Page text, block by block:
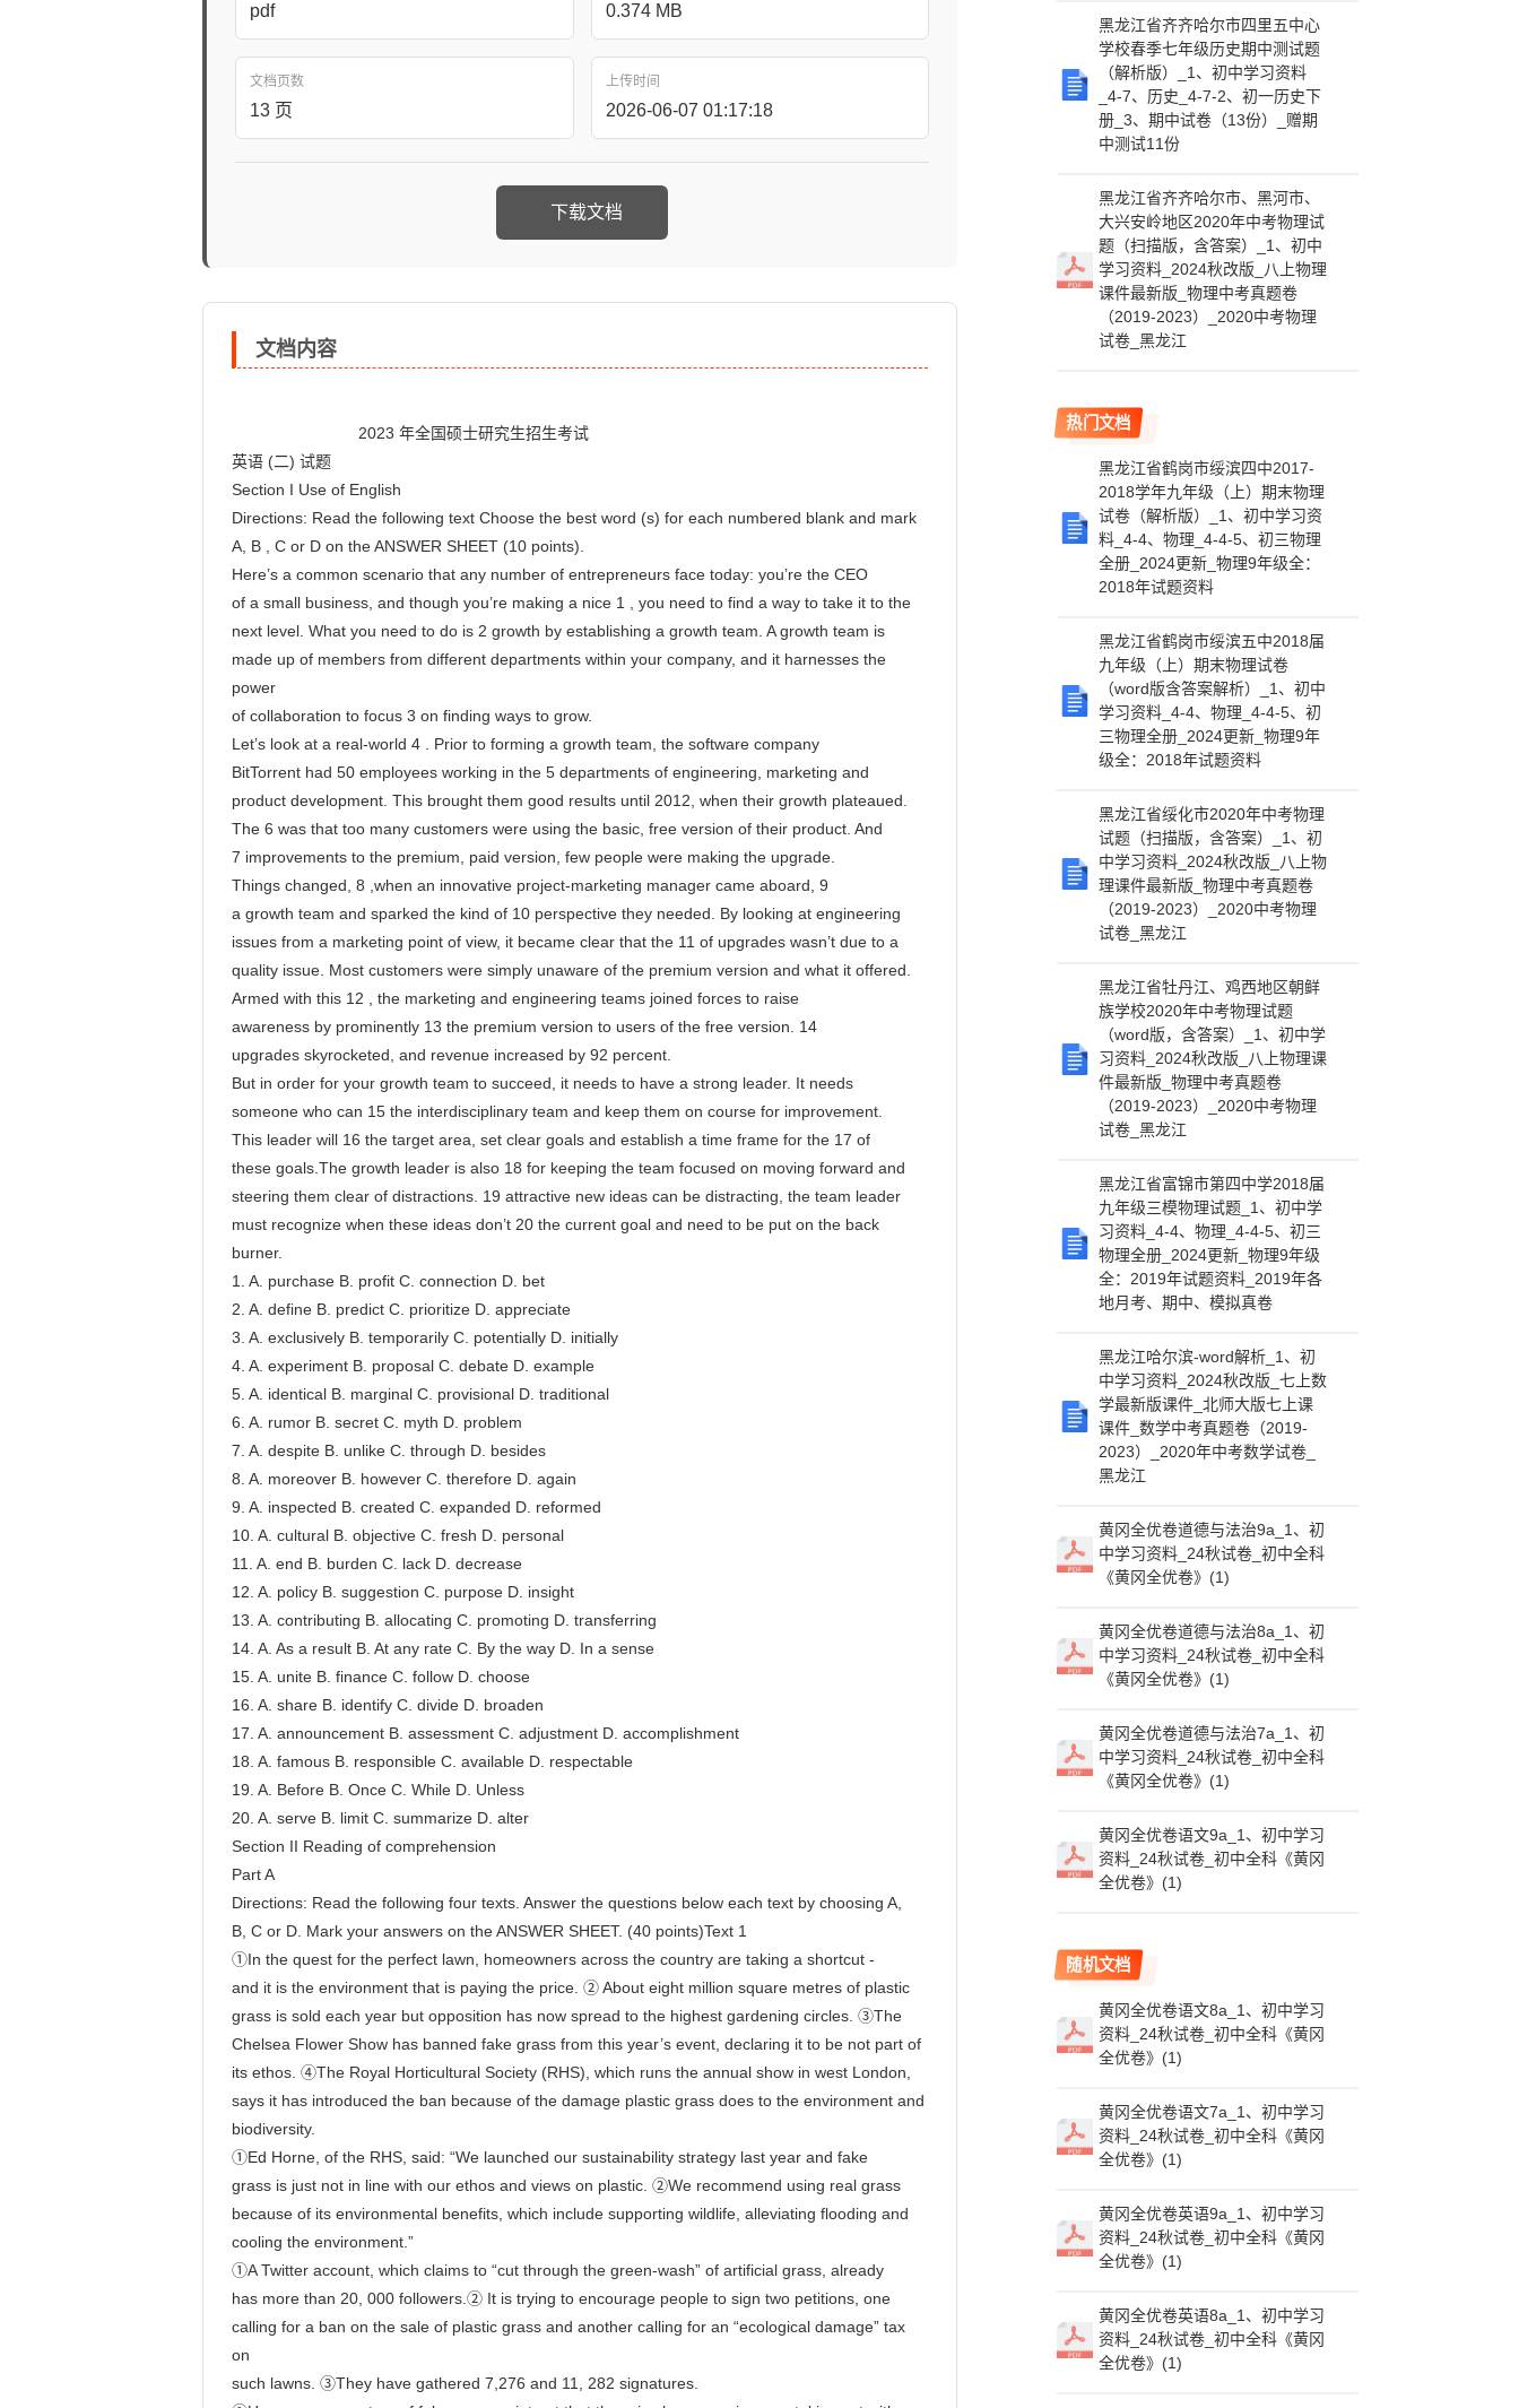
pdf 0.374 MB
文档页数
13 页
上传时间
2026-06-07 01:17:18
下载文档
文档内容
黑龙江省齐齐哈尔市四里五中心
学校春季七年级历史期中测试题
（解析版）_1、初中学习资料
_4-7、历史_4-7-2、初一历史下
册_3、期中试卷（13份）_赠期
中测试11份
黑龙江省齐齐哈尔市、黑河市、
大兴安岭地区2020年中考物理试
题（扫描版，含答案）_1、初中
学习资料_2024秋改版_八上物理
课件最新版_物理中考真题卷
（2019-2023）_2020中考物理
试卷_黑龙江
热门文档
黑龙江省鹤岗市绥滨四中2017-
2018学年九年级（上）期末物理
试卷（解析版）_1、初中学习资
料_4-4、物理_4-4-5、初三物理
全册_2024更新_物理9年级全：
2018年试题资料
黑龙江省鹤岗市绥滨五中2018届
九年级（上）期末物理试卷
（word版含答案解析）_1、初中
学习资料_4-4、物理_4-4-5、初
三物理全册_2024更新_物理9年
级全：2018年试题资料
黑龙江省绥化市2020年中考物理
试题（扫描版，含答案）_1、初
中学习资料_2024秋改版_八上物
理课件最新版_物理中考真题卷
（2019-2023）_2020中考物理
试卷_黑龙江
黑龙江省牡丹江、鸡西地区朝鲜
族学校2020年中考物理试题
（word版，含答案）_1、初中学
习资料_2024秋改版_八上物理课
件最新版_物理中考真题卷
（2019-2023）_2020中考物理
试卷_黑龙江
黑龙江省富锦市第四中学2018届
九年级三模物理试题_1、初中学
习资料_4-4、物理_4-4-5、初三
物理全册_2024更新_物理9年级
全：2019年试题资料_2019年各
地月考、期中、模拟真卷
黑龙江哈尔滨-word解析_1、初
中学习资料_2024秋改版_七上数
学最新版课件_北师大版七上课
课件_数学中考真题卷（2019-
2023）_2020年中考数学试卷_
黑龙江
黄冈全优卷道德与法治9a_1、初
中学习资料_24秋试卷_初中全科
《黄冈全优卷》(1)
黄冈全优卷道德与法治8a_1、初
中学习资料_24秋试卷_初中全科
《黄冈全优卷》(1)
黄冈全优卷道德与法治7a_1、初
中学习资料_24秋试卷_初中全科
《黄冈全优卷》(1)
黄冈全优卷语文9a_1、初中学习
资料_24秋试卷_初中全科《黄冈
全优卷》(1)
随机文档
黄冈全优卷语文8a_1、初中学习
资料_24秋试卷_初中全科《黄冈
全优卷》(1)
黄冈全优卷语文7a_1、初中学习
资料_24秋试卷_初中全科《黄冈
全优卷》(1)
黄冈全优卷英语9a_1、初中学习
资料_24秋试卷_初中全科《黄冈
全优卷》(1)
黄冈全优卷英语8a_1、初中学习
资料_24秋试卷_初中全科《黄冈
全优卷》(1)